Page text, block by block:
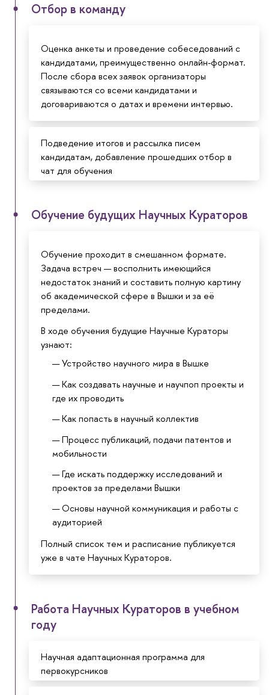
Отбор в команду
Оценка анкеты и проведение собеседований с
кандидатами, преимущественно онлайн-формат.
После сбора всех заявок организаторы
связываются со всеми кандидатами и
договариваются о датах и времени интервью.
Подведение итогов и рассылка писем
кандидатам, добавление прошедших отбор в
чат для обучения
Обучение будущих Научных Кураторов
Обучение проходит в смешанном формате.
Задача встреч — восполнить имеющийся
недостаток знаний и составить полную картину
об академической сфере в Вышки и за её
пределами.
В ходе обучения будущие Научные Кураторы
узнают:
Устройство научного мира в Вышке
Как создавать научные и научпоп проекты и
где их проводить
Как попасть в научный коллектив
Процесс публикаций, подачи патентов и
мобильности
Где искать поддержку исследований и
проектов за пределами Вышки
Основы научной коммуникация и работы с
аудиторией
Полный список тем и расписание публикуется
уже в чате Научных Кураторов.
Работа Научных Кураторов в учебном
году
Научная адаптационная программа для
первокурсников